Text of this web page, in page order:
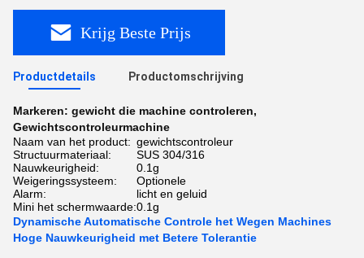
Krijg Beste Prijs
Productdetails Productomschrijving
Markeren: gewicht die machine controleren,
Gewichtscontroleurmachine
Naam van het product: gewichtscontroleur
Structuurmateriaal:
SUS 304/316
Nauwkeurigheid:
0.1g
Weigeringssysteem:
Optionele
Alarm:
licht en geluid
Mini het schermwaarde:0.1g
Dynamische Automatische Controle het Wegen Machines
Hoge Nauwkeurigheid met Betere Tolerantie